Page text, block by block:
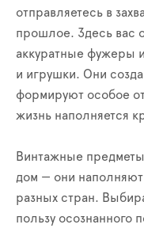
отправляетесь в
прошлое. Здесь вас
аккуратные фужеры
и игрушки. Они
формируют особое
жизнь наполняется
Винтажные
дом — они наполняют
разных стран.
пользу осознанного